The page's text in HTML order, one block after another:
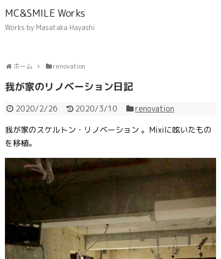
MC&SMILE Works
Works by Masataka Hayashi
ホーム renovation
我が家のリノベーション日記
2020/2/26 2020/3/10
renovation
我が家のスケルトン・リノベーション 。Mixiに呟いたもの
を移植。